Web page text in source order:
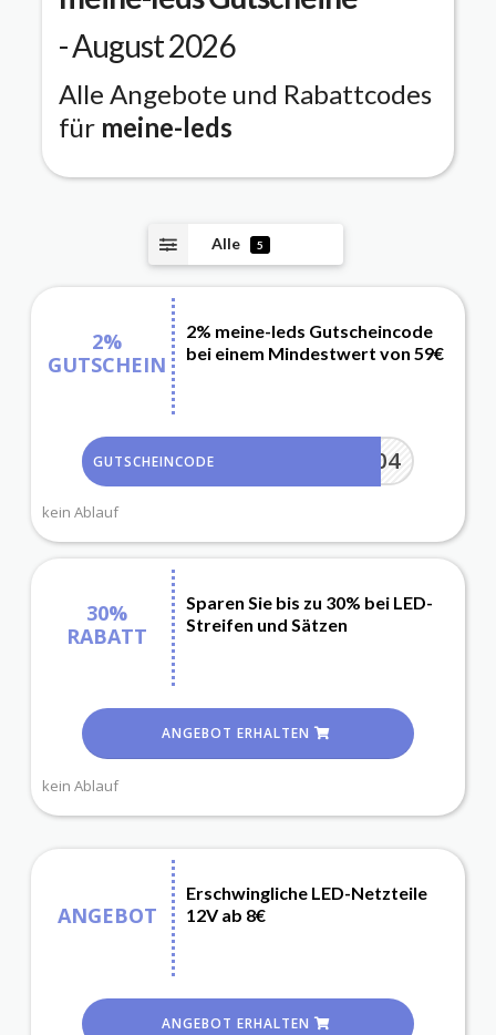
- August 2026
Alle Angebote und Rabattcodes
für meine-leds
Alle 5
2%
GUTSCHEIN
2% meine-leds Gutscheincode
bei einem Mindestwert von 59€
YES04
GUTSCHEINCODE
kein Ablauf
30%
RABATT
Sparen Sie bis zu 30% bei LED-
Streifen und Sätzen
ANGEBOT ERHALTEN
kein Ablauf
ANGEBOT
Erschwingliche LED-Netzteile
12V ab 8€
ANGEBOT ERHALTEN